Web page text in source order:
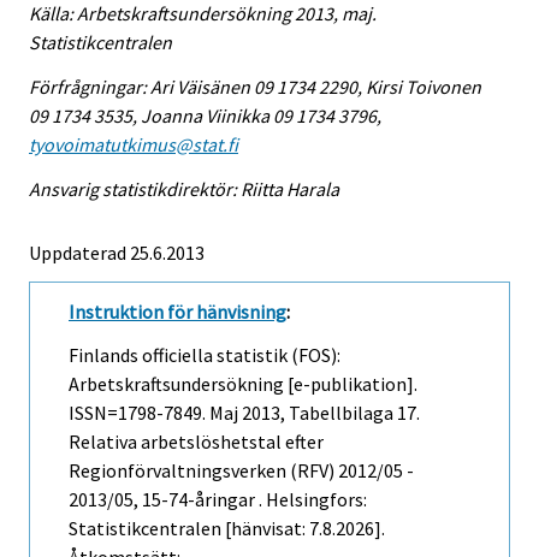
Källa: Arbetskraftsundersökning 2013, maj.
Statistikcentralen
Förfrågningar: Ari Väisänen 09 1734 2290, Kirsi Toivonen
09 1734 3535, Joanna Viinikka 09 1734 3796,
tyovoimatutkimus@stat.fi
Ansvarig statistikdirektör: Riitta Harala
Uppdaterad 25.6.2013
Instruktion för hänvisning:
Finlands officiella statistik (FOS):
Arbetskraftsundersökning [e-publikation].
ISSN=1798-7849. Maj 2013, Tabellbilaga 17.
Relativa arbetslöshetstal efter
Regionförvaltningsverken (RFV) 2012/05 -
2013/05, 15-74-åringar . Helsingfors:
Statistikcentralen [hänvisat: 7.8.2026].